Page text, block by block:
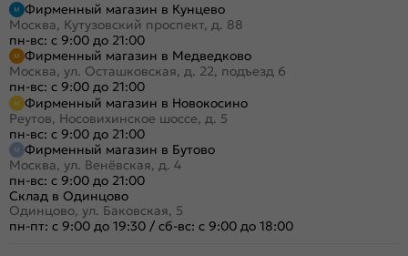
Фирменный магазин в Кунцево
Москва, Кутузовский проспект, д. 88
пн-вс: с 9:00 до 21:00
Фирменный магазин в Медведково
Москва, ул. Осташковская, д. 22, подъезд 6
пн-вс: с 9:00 до 21:00
Фирменный магазин в Новокосино
Реутов, Носовихинское шоссе, д. 5
пн-вс: с 9:00 до 21:00
Фирменный магазин в Бутово
Москва, ул. Венёвская, д. 4
пн-вс: с 9:00 до 21:00
Склад в Одинцово
Одинцово, ул. Баковская, 5
пн-пт: с 9:00 до 19:30 / сб-вс: с 9:00 до 18:00